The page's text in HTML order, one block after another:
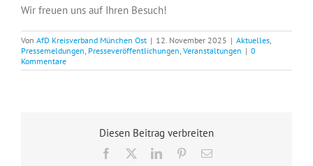
Wir freuen uns auf Ihren Besuch!
Von AfD Kreisverband München Ost | 12. November 2025 | Aktuelles
Pressemeldungen Presseveröffentlichungen Veranstaltungen | 0
Kommentare
Diesen Beitrag verbreiten
Facebook LinkedInPinterest
E-